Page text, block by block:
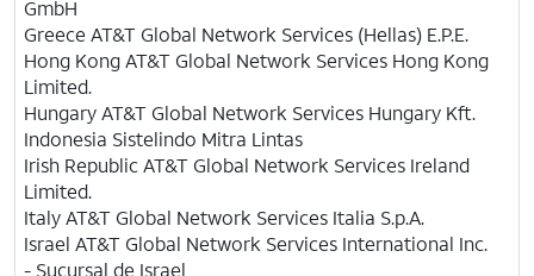
GmbH
Greece AT&T Global Network Services (Hellas) E.P.E.
Hong Kong AT&T Global Network Services Hong Kong
Limited.
Hungary AT&T Global Network Services Hungary Kft.
Indonesia Sistelindo Mitra Lintas
Irish Republic AT&T Global Network Services Ireland
Limited.
Italy AT&T Global Network Services Italia S.p.A.
Israel AT&TGlobal Network Services International Inc.
- Sucursal de Israel